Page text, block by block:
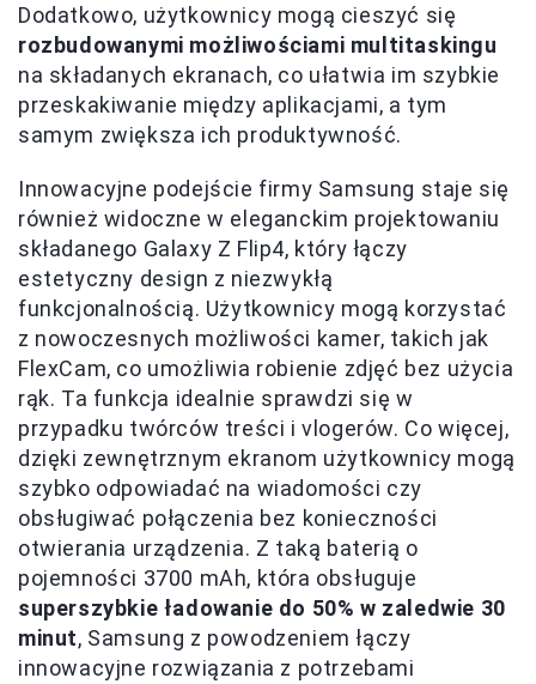
Dodatkowo, użytkownicy mogą cieszyć się
rozbudowanymi możliwościami multitaskingu
na składanych ekranach, co ułatwia im szybkie
przeskakiwanie między aplikacjami, a tym
samym zwiększa ich produktywność.
Innowacyjne podejście firmy Samsung staje się
również widoczne w eleganckim projektowaniu
składanego Galaxy Z Flip4, który łączy
estetyczny design z niezwykłą
funkcjonalnością. Użytkownicy mogą korzystać
z nowoczesnych możliwości kamer, takich jak
FlexCam, co umożliwia robienie zdjęć bez użycia
rąk. Ta funkcja idealnie sprawdzi się w
przypadku twórców treści i vlogerów. Co więcej,
dzięki zewnętrznym ekranom użytkownicy mogą
szybko odpowiadać na wiadomości czy
obsługiwać połączenia bez konieczności
otwierania urządzenia. Z taką baterią o
pojemności 3700 mAh, która obsługuje
superszybkie ładowanie do 50% w zaledwie 30
minut, Samsung z powodzeniem łączy
innowacyjne rozwiązania z potrzebami